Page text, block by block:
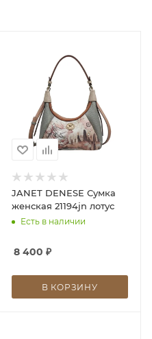
JANET DENESE Сумка
женская 21194jn лотус
Есть в наличии
8 400 ₽
В КОРЗИНУ